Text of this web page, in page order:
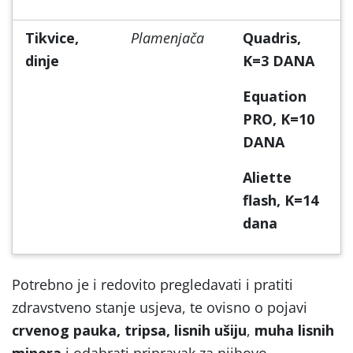
Tikvice,
dinje
Plamenjača
Quadris,
K=3 DANA
Equation
PRO, K=10
DANA
Aliette
flash, K=14
dana
Potrebno je i redovito pregledavati i pratiti
zdravstveno stanje usjeva, te ovisno o pojavi
crvenog pauka, tripsa, lisnih ušiju, muha lisnih